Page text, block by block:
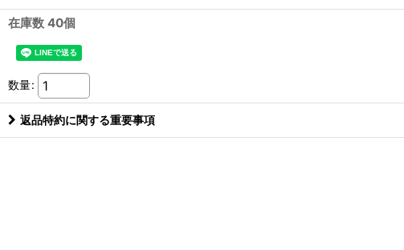
在庫数 40個
数量:
返品特約に関する重要事項